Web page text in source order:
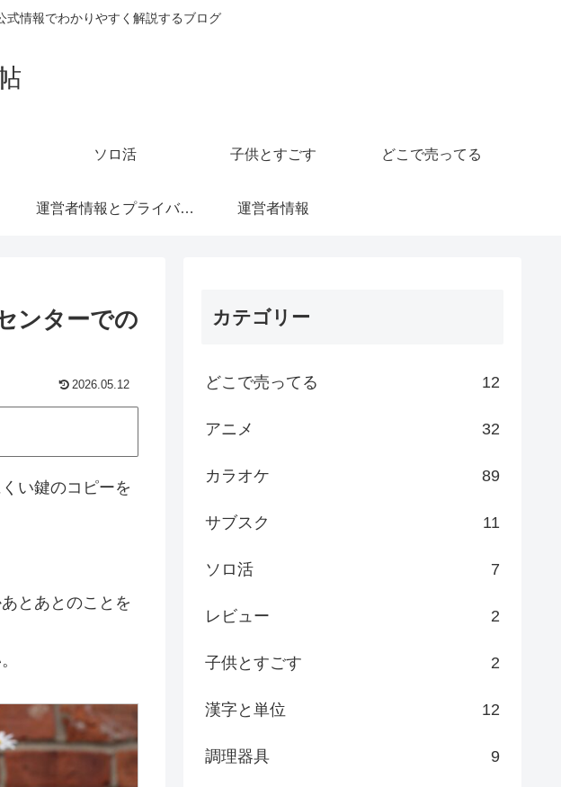
式情報でわかりやすく解説するブログ
ソロ活 子供とすごす どこで売ってる
運営者情報とプライバシーポリシー 運営者情報
ンターでの
2026.05.12
い鍵のコピーを
とあとのことを
カテゴリー
どこで売ってる 12
アニメ 32
カラオケ 89
サブスク 11
ソロ活 7
レビュー 2
子供とすごす 2
漢字と単位 12
調理器具 9